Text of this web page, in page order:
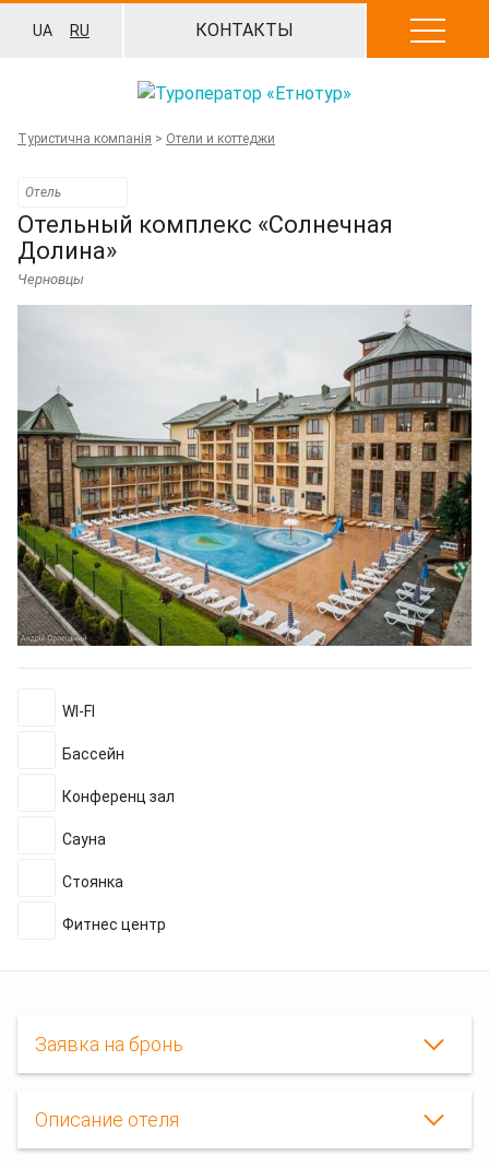
UA RU КОНТАКТЫ
Туристична компанія > Отели и коттеджи
Отель
Отельный комплекс «Солнечная
Долина»
Черновцы
WI-FI
Бассейн
Конференц зал
Сауна
Стоянка
Фитнес центр
Заявка на бронь
Описание отеля